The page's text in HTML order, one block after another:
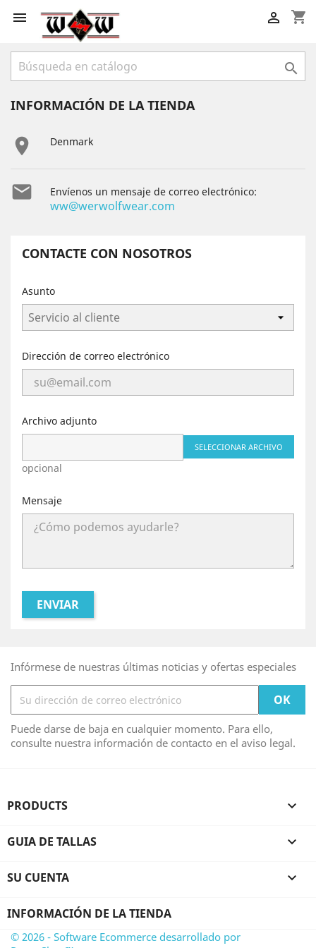
 shopping_cart


INFORMACIÓN DE LA TIENDA
 Denmark
 Envíenos un mensaje de correo electrónico:
ww@werwolfwear.com
CONTACTE CON NOSOTROS
Asunto
Dirección de correo electrónico
Archivo adjunto
SELECCIONAR ARCHIVO
opcional
Mensaje
Infórmese de nuestras últimas noticias y ofertas especiales
Puede darse de baja en cualquier momento. Para ello,
consulte nuestra información de contacto en el aviso legal.
PRODUCTS 
GUIA DE TALLAS 
SU CUENTA 
INFORMACIÓN DE LA TIENDA
© 2026 - Software Ecommerce desarrollado por